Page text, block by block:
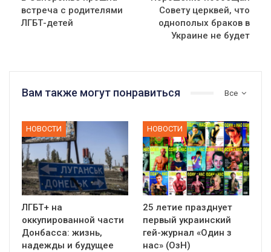
встреча с родителями
ЛГБТ-детей
Совету церквей, что
однополых браков в
Украине не будет
Все
Вам также могут понравиться
НОВОСТИ
ЛГБТ+ на
оккупированной части
Донбасса: жизнь,
надежды и будущее
НОВОСТИ
25 летие празднует
первый украинский
гей-журнал «Один з
нас» (ОзН)